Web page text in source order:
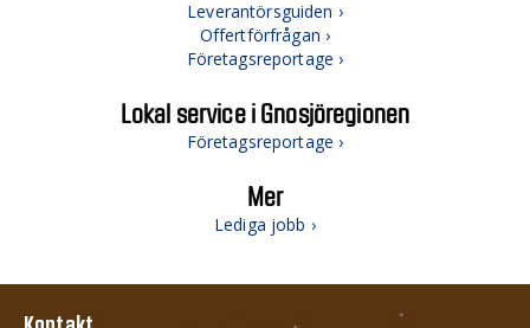
Leverantörsguiden ›
Offertförfrågan ›
Företagsreportage ›
Lokal service i Gnosjöregionen
Företagsreportage ›
Mer
Lediga jobb ›